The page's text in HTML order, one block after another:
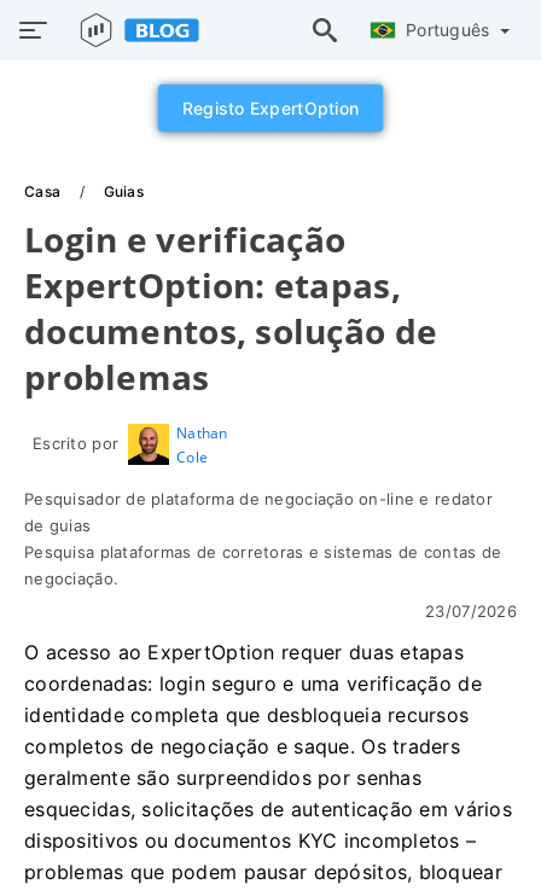
Português
Registo ExpertOption
Casa Guias
Login e verificação
ExpertOption: etapas,
documentos, solução de
problemas
Escrito por
Nathan
Cole
Pesquisador de plataforma de negociação on-line e redator
de guias
Pesquisa plataformas de corretoras e sistemas de contas de
negociação.
23/07/2026
O acesso ao ExpertOption requer duas etapas
coordenadas: login seguro e uma verificação de
identidade completa que desbloqueia recursos
completos de negociação e saque. Os traders
geralmente são surpreendidos por senhas
esquecidas, solicitações de autenticação em vários
dispositivos ou documentos KYC incompletos –
problemas que podem pausar depósitos, bloquear